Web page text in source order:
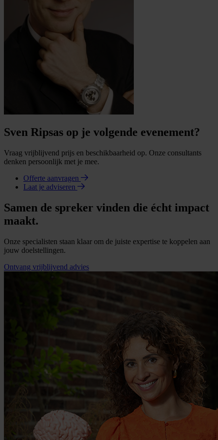
Sven Ripsas op je volgende evenement?
Vraag vrijblijvend prijs en beschikbaarheid op. Onze consultants
denken persoonlijk met je mee.
Offerte aanvragen
Laat je adviseren
Samen de spreker vinden die écht impact
maakt.
Onze specialisten staan klaar om de juiste expertise te koppelen aan
jouw doelstellingen.
Ontvang vrijblijvend advies